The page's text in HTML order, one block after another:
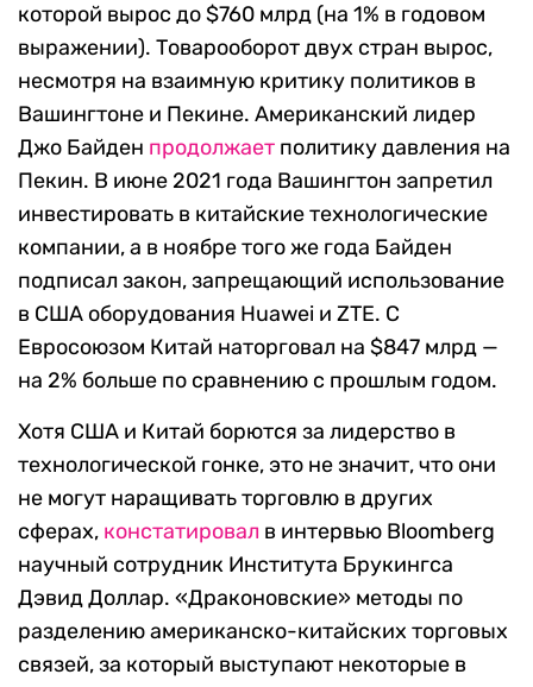
которой вырос до $760 млрд (на 1% в годовом
выражении). Товарооборот двух стран вырос,
несмотря на взаимную критику политиков в
Вашингтоне и Пекине. Американский лидер
Джо Байден продолжает политику давления на
Пекин. В июне 2021 года Вашингтон запретил
инвестировать в китайские технологические
компании, а в ноябре того же года Байден
подписал закон, запрещающий использование
в США оборудования Huawei и ZTE. С
Евросоюзом Китай наторговал на $847 млрд —
на 2% больше по сравнению с прошлым годом.
Хотя США и Китай борются за лидерство в
технологической гонке, это не значит, что они
не могут наращивать торговлю в других
сферах, констатировал в интервью Bloomberg
научный сотрудник Института Брукингса
Дэвид Доллар. «Драконовские» методы по
разделению американско-китайских торговых
связей, за который выступают некоторые в